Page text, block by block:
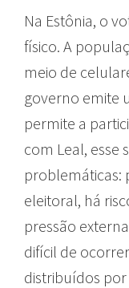
Na Estônia, o
físico. A
meio de
governo emite
permite a
com Leal, esse
problemáticas:
eleitoral, há
pressão
difícil de
distribuídos por